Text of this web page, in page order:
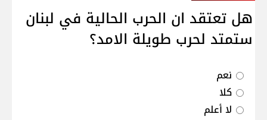
هل تعتقد ان الحرب الحالية في لبنان
ستمتد لحرب طويلة الامد؟
نعم
كلا
لا أعلم